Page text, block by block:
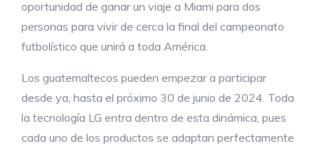
oportunidad de ganar un viaje a Miami para dos
personas para vivir de cerca la final del campeonato
futbolístico que unirá a toda América.
Los guatemaltecos pueden empezar a participar
desde ya, hasta el próximo 30 de junio de 2024. Toda
la tecnología LG entra dentro de esta dinámica, pues
cada uno de los productos se adaptan perfectamente